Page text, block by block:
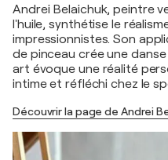
Andrei Belaichuk, peintre
l'huile, synthétise le
impressionnistes. Son
de pinceau crée une
art évoque une réalité
intime et réfléchi chez le
Découvrir la page de Andrei